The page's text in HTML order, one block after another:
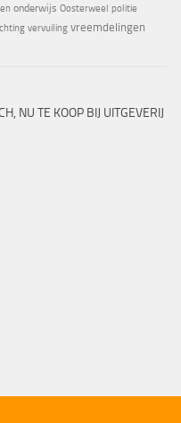
onderwijs Oosterweel politie
vervuiling vreemdelingen
NU TE KOOP BIJ UITGEVERIJ